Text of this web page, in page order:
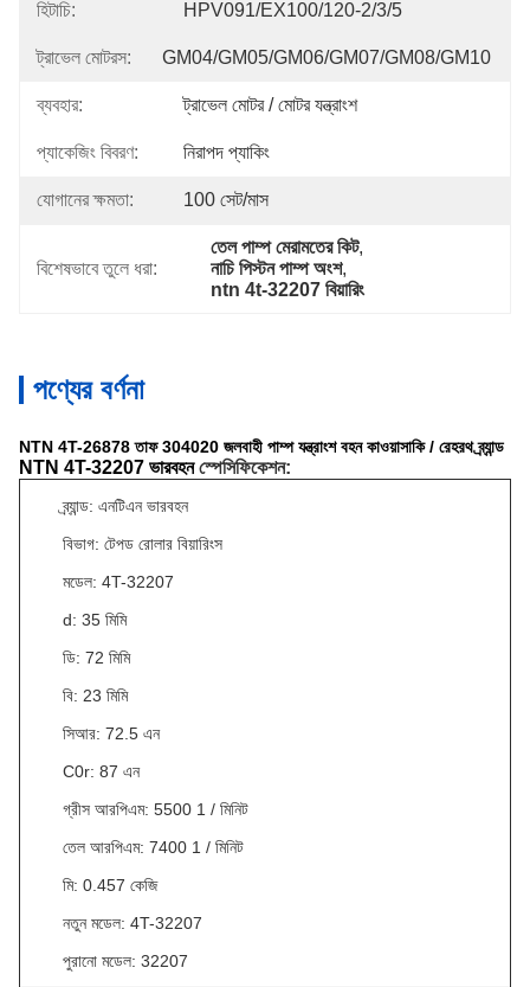
হিটাচি: HPV091/EX100/120-2/3/5
ট্রাভেল মোটরস: GM04/GM05/GM06/GM07/GM08/GM10
ব্যবহার: ট্রাভেল মোটর / মোটর যন্ত্রাংশ
প্যাকেজিং বিবরণ: নিরাপদ প্যাকিং
যোগানের ক্ষমতা: 100 সেট/মাস
বিশেষভাবে তুলে ধরা:
তেল পাম্প মেরামতের কিট,
নাচি পিস্টন পাম্প অংশ,
ntn 4t-32207 বিয়ারিং
পণ্যের বর্ণনা
NTN 4T-26878 তাফ 304020 জলবাহী পাম্প যন্ত্রাংশ বহন কাওয়াসাকি / রেহরথ ব্র্যান্ড
NTN 4T-32207 ভারবহনস্পেসিফিকেশন:
ব্র্যান্ড: এনটিএন ভারবহন
বিভাগ: টেপড রোলার বিয়ারিংস
মডেল: 4T-32207
d: 35 মিমি
ডি: 72 মিমি
বি: 23 মিমি
সিআর: 72.5 এন
C0r: 87 এন
গ্রীস আরপিএম: 5500 1 / মিনিট
তেল আরপিএম: 7400 1 / মিনিট
মি: 0.457 কেজি
নতুন মডেল: 4T-32207
পুরানো মডেল: 32207